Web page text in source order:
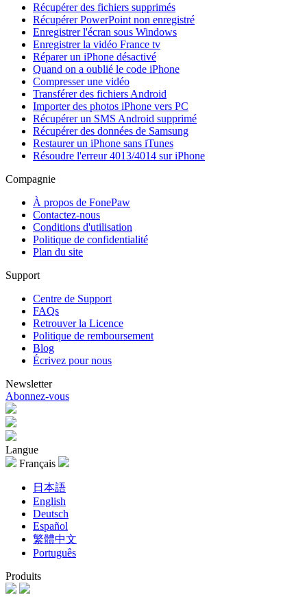
Récupérer des fichiers supprimés
Récupérer PowerPoint non enregistré
Enregistrer l'écran sous Windows
Enregistrer la vidéo France tv
Réparer un iPhone désactivé
Quand on a oublié le code iPhone
Compresser une vidéo
Transférer des fichiers Android
Importer des photos iPhone vers PC
Récupérer un SMS Android supprimé
Récupérer des données de Samsung
Restaurer un iPhone sans iTunes
Résoudre l'erreur 4013/4014 sur iPhone
Compagnie
À propos de FonePaw
Contactez-nous
Conditions d'utilisation
Politique de confidentialité
Plan du site
Support
Centre de Support
FAQs
Retrouver la Licence
Politique de remboursement
Blog
Écrivez pour nous
Newsletter
Abonnez-vous
Langue
Français
日本語
English
Deutsch
Español
繁體中文
Português
Produits